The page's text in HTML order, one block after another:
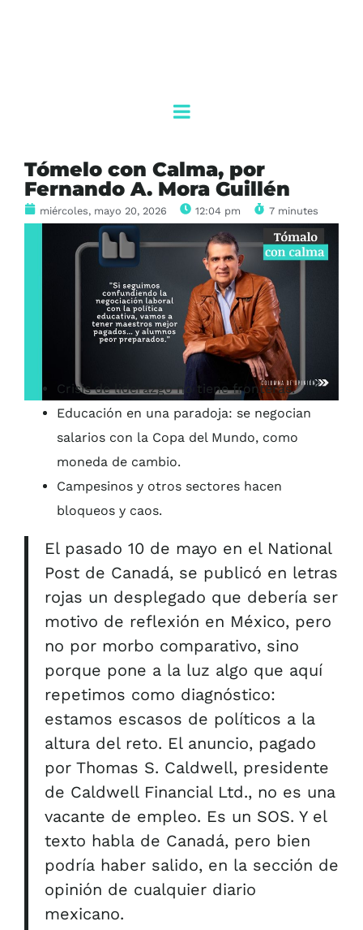
Tómelo con Calma, por
Fernando A. Mora Guillén
miércoles, mayo 20, 2026 12:04 pm 7 minutes
Crisis de liderazgo no tiene fronteras.
Educación en una paradoja: se negocian
salarios con la Copa del Mundo, como
moneda de cambio.
Campesinos y otros sectores hacen
bloqueos y caos.
El pasado 10 de mayo en el National
Post de Canadá, se publicó en letras
rojas un desplegado que debería ser
motivo de reflexión en México, pero
no por morbo comparativo, sino
porque pone a la luz algo que aquí
repetimos como diagnóstico:
estamos escasos de políticos a la
altura del reto. El anuncio, pagado
por Thomas S. Caldwell, presidente
de Caldwell Financial Ltd., no es una
vacante de empleo. Es un SOS. Y el
texto habla de Canadá, pero bien
podría haber salido, en la sección de
opinión de cualquier diario
mexicano.